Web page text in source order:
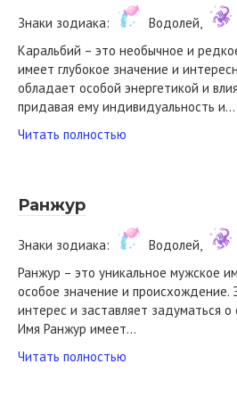
Знаки зодиака: Водолей,
Каральбий – это необычное и
имеет глубокое значение и
обладает особой энергетикой и
придавая ему индивидуальность и…
Читать полностью
Ранжур
Знаки зодиака: Водолей,
Ранжур – это уникальное мужское
особое значение и происхождение.
интерес и заставляет задуматься о
Имя Ранжур имеет…
Читать полностью